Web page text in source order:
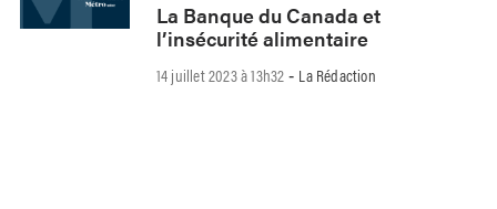
La Banque du Canada et
l’insécurité alimentaire
14 juillet 2023 à 13h32 - La Rédaction